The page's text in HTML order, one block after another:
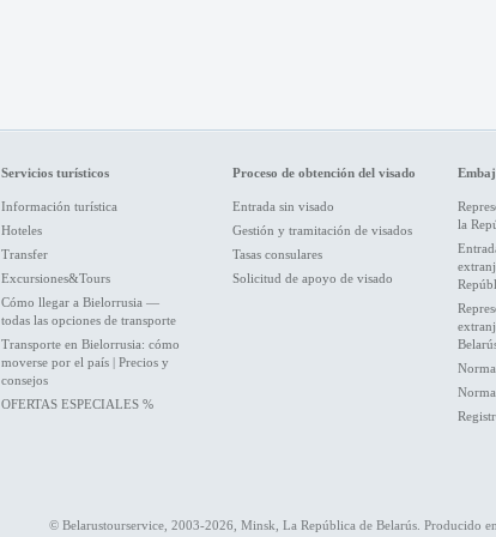
Servicios turísticos
Información turística
Hoteles
Transfer
Excursiones&Tours
Cómo llegar a Bielorrusia —
todas las opciones de transporte
Transporte en Bielorrusia: cómo
moverse por el país | Precios y
consejos
OFERTAS ESPECIALES %
Proceso de obtención del visado
Entrada sin visado
Gestión y tramitación de visados
Tasas consulares
Solicitud de apoyo de visado
la
© Belarustourservice, 2003-2026, Minsk, La República de Belarús. Producido en